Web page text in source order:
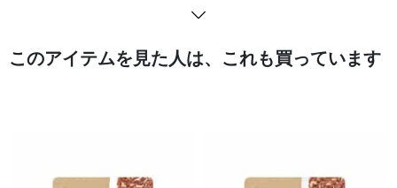
このアイテムを見た人は、これも買っています